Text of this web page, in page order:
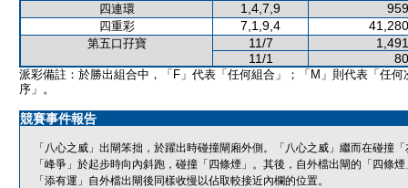
四連環 1,4,7,9
四重彩 7,1,9,4
第五口孖寶 11/7
11/1
派彩備註：於勝出組合中，「F」代表「任何組合」；「M」則代表「任何
序」。
競賽事件報告
「八心之威」出閘笨拙，於躍出時碰撞閘廂外側。「八心之威」繼而在碰撞
「峰爭」於起步時向內斜跑，碰撞「四條煙」。其後，自外檔出閘的「四條
「添有運」自外檔出閘後同樣收慢以佔取較接近內欄的位置。